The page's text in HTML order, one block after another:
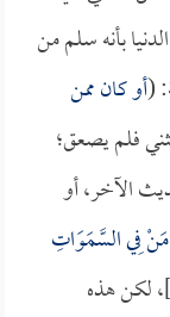
بأنه سلم من
(أو كان ممن
فلم يصعق؛
الآخر، أو
فِي السَّمَوَاتِ
[الزمر:68]، لكن هذه